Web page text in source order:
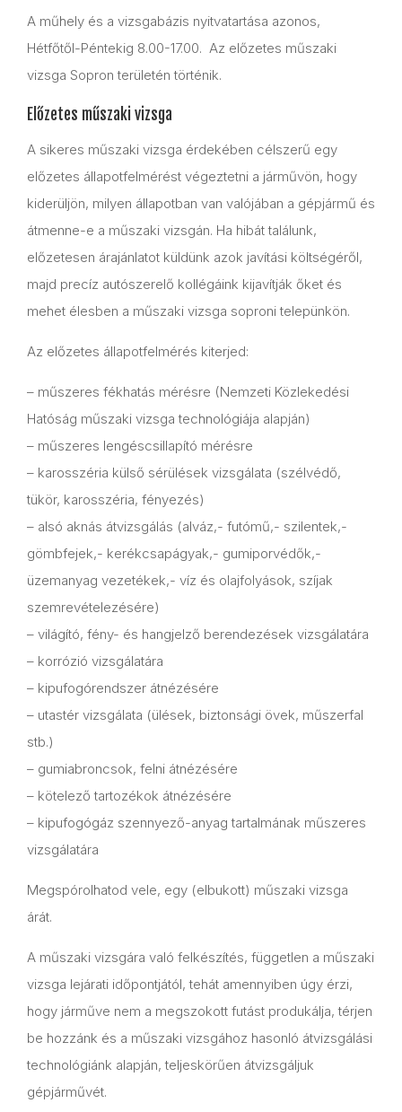
A műhely és a vizsgabázis nyitvatartása azonos,
Hétfőtől-Péntekig 8.00-17.00. Az előzetes műszaki
vizsga Sopron területén történik.
Előzetes műszaki vizsga
A sikeres műszaki vizsga érdekében célszerű egy
előzetes állapotfelmérést végeztetni a járművön, hogy
kiderüljön, milyen állapotban van valójában a gépjármű és
átmenne-e a műszaki vizsgán. Ha hibát találunk,
előzetesen árajánlatot küldünk azok javítási költségéről,
majd precíz autószerelő kollégáink kijavítják őket és
mehet élesben a műszaki vizsga soproni telepünkön.
Az előzetes állapotfelmérés kiterjed:
– műszeres fékhatás mérésre (Nemzeti Közlekedési
Hatóság műszaki vizsga technológiája alapján)
– műszeres lengéscsillapító mérésre
– karosszéria külső sérülések vizsgálata (szélvédő,
tükör, karosszéria, fényezés)
– alsó aknás átvizsgálás (alváz,- futómű,- szilentek,-
gömbfejek,- kerékcsapágyak,- gumiporvédők,-
üzemanyag vezetékek,- víz és olajfolyások, szíjak
szemrevételezésére)
– világító, fény- és hangjelző berendezések vizsgálatára
– korrózió vizsgálatára
– kipufogórendszer átnézésére
– utastér vizsgálata (ülések, biztonsági övek, műszerfal
stb.)
– gumiabroncsok, felni átnézésére
– kötelező tartozékok átnézésére
– kipufogógáz szennyező-anyag tartalmának műszeres
vizsgálatára
Megspórolhatod vele, egy (elbukott) műszaki vizsga
árát.
A műszaki vizsgára való felkészítés, független a műszaki
vizsga lejárati időpontjától, tehát amennyiben úgy érzi,
hogy járműve nem a megszokott futást produkálja, térjen
be hozzánk és a műszaki vizsgához hasonló átvizsgálási
technológiánk alapján, teljeskörűen átvizsgáljuk
gépjárművét.